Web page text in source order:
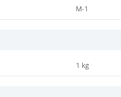
M-1
1 kg